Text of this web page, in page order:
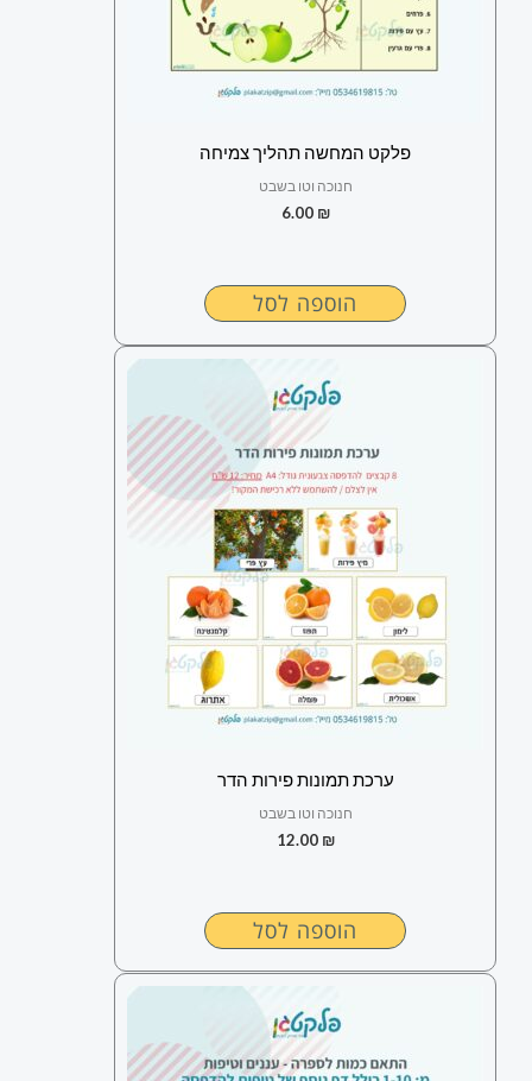
פלקט המחשה תהליך צמיחה
חנוכה וטו בשבט
6.00 ₪
הוספה לסל
ערכת תמונות פירות הדר
חנוכה וטו בשבט
12.00 ₪
הוספה לסל